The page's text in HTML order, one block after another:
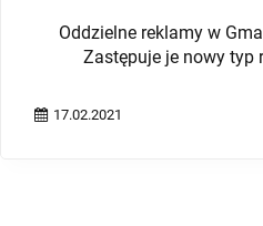
W dzisiejszym
nieodłączny
10.06.2020